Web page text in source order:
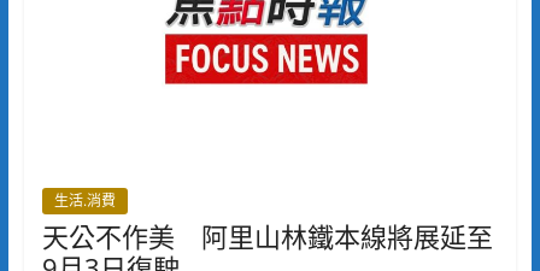
生活.消費
天公不作美 阿里山林鐵本線將展延至